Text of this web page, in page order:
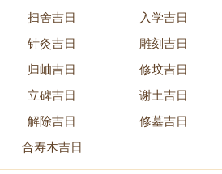
扫舍吉日 入学吉日
针灸吉日 雕刻吉日
归岫吉日 修坟吉日
立碑吉日 谢土吉日
解除吉日 修墓吉日
合寿木吉日